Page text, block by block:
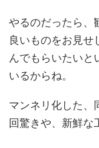
やるのだったら、
良いものをお見
んでもらいたいと
いるからね。
マンネリ化した、
回驚きや、新鮮な